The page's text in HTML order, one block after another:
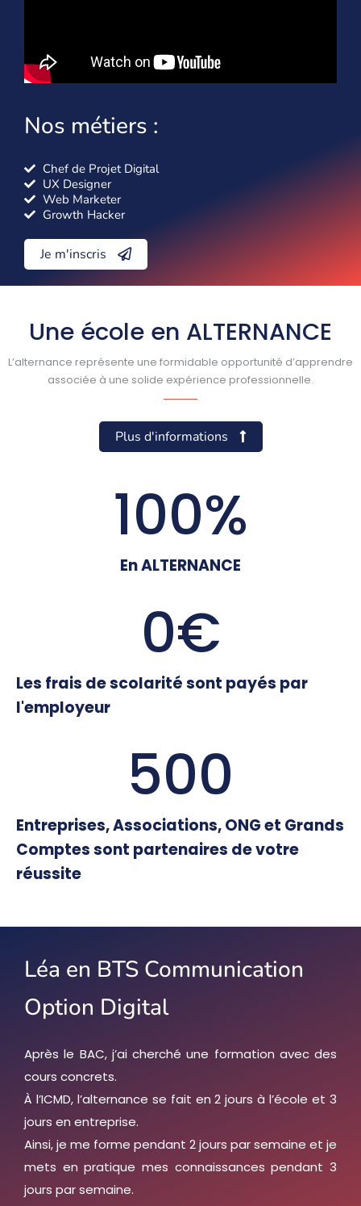
Nos métiers :
Chef de Projet Digital
UX Designer
Web Marketer
Growth Hacker
Je m'inscris
Une école en ALTERNANCE
L’alternance représente une formidable opportunité d’apprendre
associée à une solide expérience professionnelle.
Plus d'informations
En ALTERNANCE
100%
Les frais de scolarité sont payés par
l'employeur
0€
Entreprises, Associations, ONG et Grands
Comptes sont partenaires de votre
réussite
500
Léa en BTS Communication
Option Digital
Après le BAC, j’ai cherché une formation avec des
cours concrets.
À l’ICMD, l’alternance se fait en 2 jours à l’école et 3
jours en entreprise.
Ainsi, je me forme pendant 2 jours par semaine et je
mets en pratique mes connaissances pendant 3
jours par semaine.